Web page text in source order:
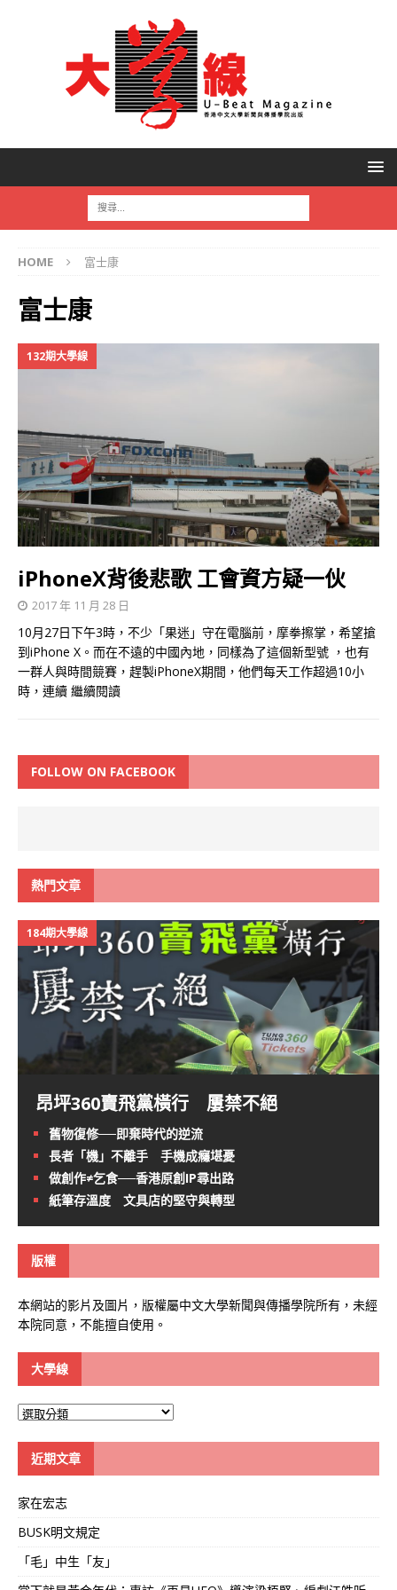
HOME 富士康
富士康
132期大學線
iPhoneX背後悲歌 工會資方疑一伙
2017 年 11 月 28 日
10月27日下午3時，不少「果迷」守在電腦前，摩拳擦掌，希望搶
到iPhone X。而在不遠的中國內地，同樣為了這個新型號 ，也有
一群人與時間競賽，趕製iPhoneX期間，他們每天工作超過10小
時，連續 繼續閱讀
FOLLOW ON FACEBOOK
熱門文章
184期大學線
昂坪360賣飛黨橫行 屢禁不絕
舊物復修──即棄時代的逆流
長者「機」不離手 手機成癮堪憂
做創作≠乞食──香港原創IP尋出路
紙筆存溫度 文具店的堅守與轉型
版權
本網站的影片及圖片，版權屬中文大學新聞與傳播學院所有，未經
本院同意，不能擅自使用。
大學線
大
近期文章
家在宏志
BUSK明文規定
「毛」中生「友」